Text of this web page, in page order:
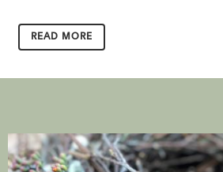
READ MORE